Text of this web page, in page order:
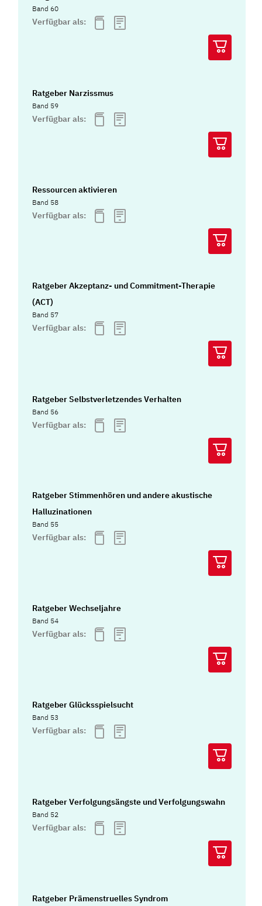
Band 60
Verfügbar als:
Ratgeber Narzissmus
Band 59
Verfügbar als:
Ressourcen aktivieren
Band 58
Verfügbar als:
Ratgeber Akzeptanz- und Commitment-Therapie
(ACT)
Band 57
Verfügbar als:
Ratgeber Selbstverletzendes Verhalten
Band 56
Verfügbar als:
Ratgeber Stimmenhören und andere akustische
Halluzinationen
Band 55
Verfügbar als:
Ratgeber Wechseljahre
Band 54
Verfügbar als:
Ratgeber Glücksspielsucht
Band 53
Verfügbar als:
Ratgeber Verfolgungsängste und Verfolgungswahn
Band 52
Verfügbar als:
Ratgeber Prämenstruelles Syndrom